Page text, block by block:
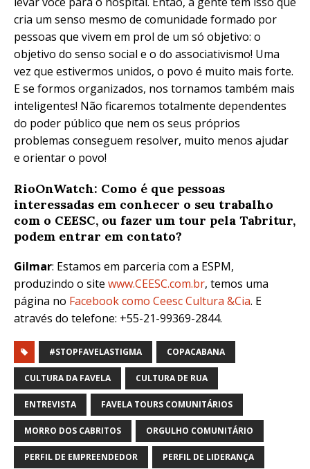
cria um senso mesmo de comunidade formado por
pessoas que vivem em prol de um só objetivo: o
objetivo do senso social e o do associativismo! Uma
vez que estivermos unidos, o povo é muito mais forte.
E se formos organizados, nos tornamos também mais
inteligentes! Não ficaremos totalmente dependentes
do poder público que nem os seus próprios
problemas conseguem resolver, muito menos ajudar
e orientar o povo!
RioOnWatch: Como é que pessoas
interessadas em conhecer o seu trabalho
com o CEESC, ou fazer um tour pela Tabritur,
podem entrar em contato?
Gilmar: Estamos em parceria com a ESPM,
produzindo o site www.CEESC.com.br, temos uma
página no Facebook como Ceesc Cultura &Cia. E
através do telefone: +55-21-99369-2844.
#STOPFAVELASTIGMA COPACABANA
CULTURA DA FAVELA CULTURA DE RUA
ENTREVISTA FAVELA TOURS COMUNITÁRIOS
MORRO DOS CABRITOS ORGULHO COMUNITÁRIO
PERFIL DE EMPREENDEDOR PERFIL DE LIDERANÇA